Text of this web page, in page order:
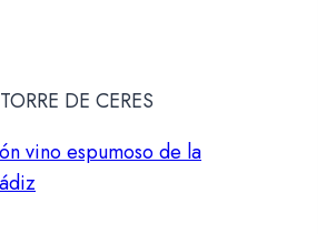
TORRE DE CERES